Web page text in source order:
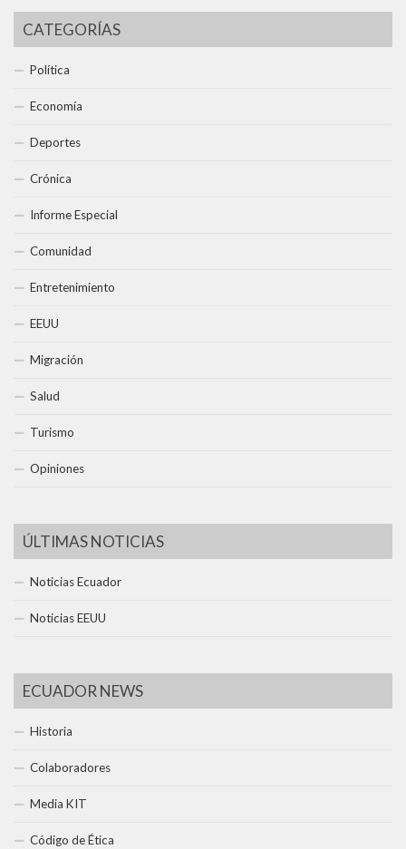
CATEGORÍAS
Política
Economía
Deportes
Crónica
Informe Especial
Comunidad
Entretenimiento
EEUU
Migración
Salud
Turismo
Opiniones
ÚLTIMAS NOTICIAS
Noticias Ecuador
Noticias EEUU
ECUADOR NEWS
Historia
Colaboradores
Media KIT
Código de Ética